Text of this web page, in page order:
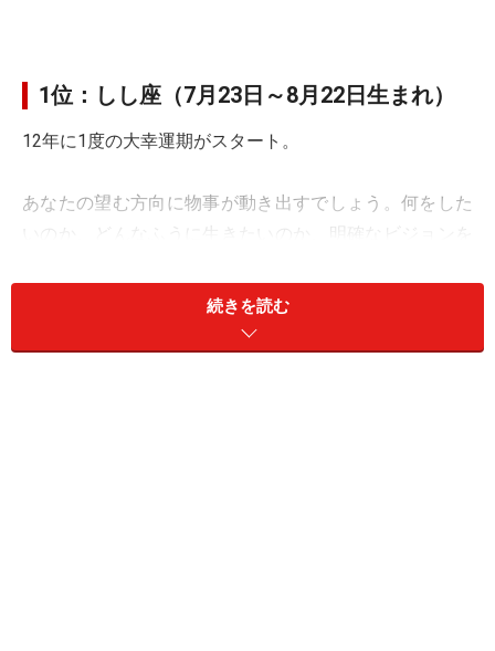
1位：しし座（7月23日～8月22日生まれ）
12年に1度の大幸運期がスタート。
あなたの望む方向に物事が動き出すでしょう。何をした
いのか、どんなふうに生きたいのか、明確なビジョンを
対人面では、ライバルと競い合う構図になりそう。限ら
れたチャンス、ポジションを奪い合うプロセスの中で、
続きを読む